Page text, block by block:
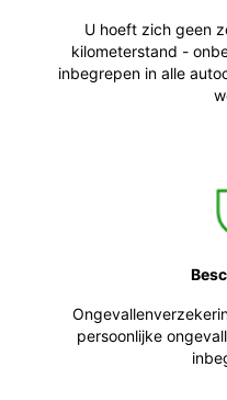
U hoeft zich geen
kilometerstand -
inbegrepen in alle
persoonlijke